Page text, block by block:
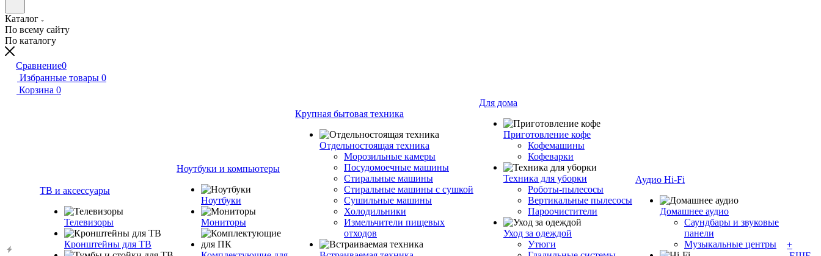
Каталог
По всему сайту
По каталогу
Сравнение0
Избранные товары 0
Корзина 0
ТВ и аксессуары
Телевизоры
Кронштейны для ТВ
Ноутбуки и компьютеры
Ноутбуки
Мониторы
Крупная бытовая техника
Отдельностоящая техника
Морозильные камеры
Посудомоечные машины
Стиральные машины
Стиральные машины с сушкой
Сушильные машины
Холодильники
Измельчители пищевых
отходов
Для дома
Приготовление кофе
Кофемашины
Кофеварки
Техника для уборки
Роботы-пылесосы
Вертикальные пылесосы
Пароочистители
Уход за одеждой
Утюги
Аудио Hi-Fi
Домашнее аудио
Саундбары и звуковые
панели
Музыкальные центры
+